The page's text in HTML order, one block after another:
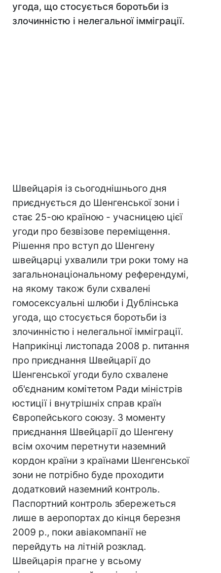
угода, що стосується боротьби із
злочинністю і нелегальної імміграції.
Швейцарія із сьогоднішнього дня
приєднується до Шенгенської зони і
стає 25-ою країною - учасницею цієї
угоди про безвізове переміщення.
Рішення про вступ до Шенгену
швейцарці ухвалили три роки тому на
загальнонаціональному референдумі,
на якому також були схвалені
гомосексуальні шлюби і Дублінська
угода, що стосується боротьби із
злочинністю і нелегальної імміграції.
Наприкінці листопада 2008 р. питання
про приєднання Швейцарії до
Шенгенської угоди було схвалене
об'єднаним комітетом Ради міністрів
юстиції і внутрішніх справ країн
Європейського союзу. З моменту
приєднання Швейцарії до Шенгену
всім охочим перетнути наземний
кордон країни з країнами Шенгенської
зони не потрібно буде проходити
додатковий наземний контроль.
Паспортний контроль збережеться
лише в аеропортах до кінця березня
2009 р., поки авіакомпанії не
перейдуть на літній розклад.
Швейцарія прагне у всьому